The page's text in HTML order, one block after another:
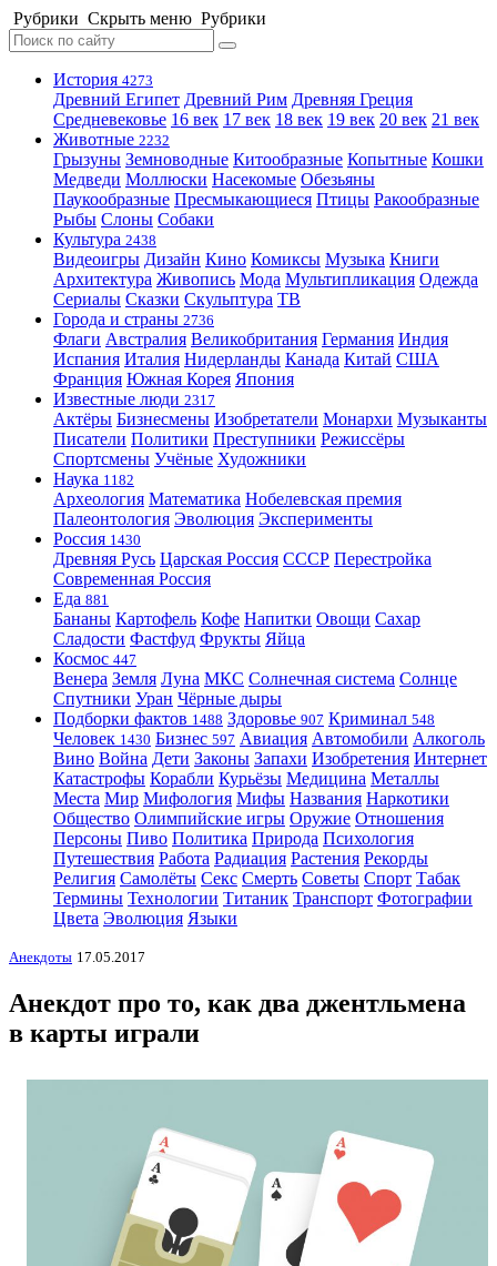
Рубрики Скрыть меню Рубрики
История 4273
Древний Египет Древний Рим Древняя Греция
Средневековье 16 век 17 век 18 век 19 век 20 век 21 век
Животные 2232
Грызуны Земноводные Китообразные Копытные Кошки
Медведи Моллюски Насекомые Обезьяны
Паукообразные Пресмыкающиеся Птицы Ракообразные
Рыбы Слоны Собаки
Культура 2438
Видеоигры Дизайн Кино Комиксы Музыка Книги
Архитектура Живопись Мода Мультипликация Одежда
Сериалы Сказки Скульптура ТВ
Города и страны 2736
Флаги Австралия Великобритания Германия Индия
Испания Италия Нидерланды Канада Китай США
Франция Южная Корея Япония
Известные люди 2317
Актёры Бизнесмены Изобретатели Монархи Музыканты
Писатели Политики Преступники Режиссёры
Спортсмены Учёные Художники
Наука 1182
Археология Математика Нобелевская премия
Палеонтология Эволюция Эксперименты
Россия 1430
Древняя Русь Царская Россия СССР Перестройка
Современная Россия
Еда 881
Бананы Картофель Кофе Напитки Овощи Сахар
Сладости Фастфуд Фрукты Яйца
Космос 447
Венера Земля Луна МКС Солнечная система Солнце
Спутники Уран Чёрные дыры
Подборки фактов 1488 Здоровье 907 Криминал 548
Человек 1430 Бизнес 597 Авиация Автомобили Алкоголь
Вино Война Дети Законы Запахи Изобретения Интернет
Катастрофы Корабли Курьёзы Медицина Металлы
Места Мир Мифология Мифы Названия Наркотики
Общество Олимпийские игры Оружие Отношения
Персоны Пиво Политика Природа Психология
Путешествия Работа Радиация Растения Рекорды
Религия Самолёты Секс Смерть Советы Спорт Табак
Термины Технологии Титаник Транспорт Фотографии
Цвета Эволюция Языки
Анекдоты 17.05.2017
Анекдот про то, как два джентльмена
в карты играли